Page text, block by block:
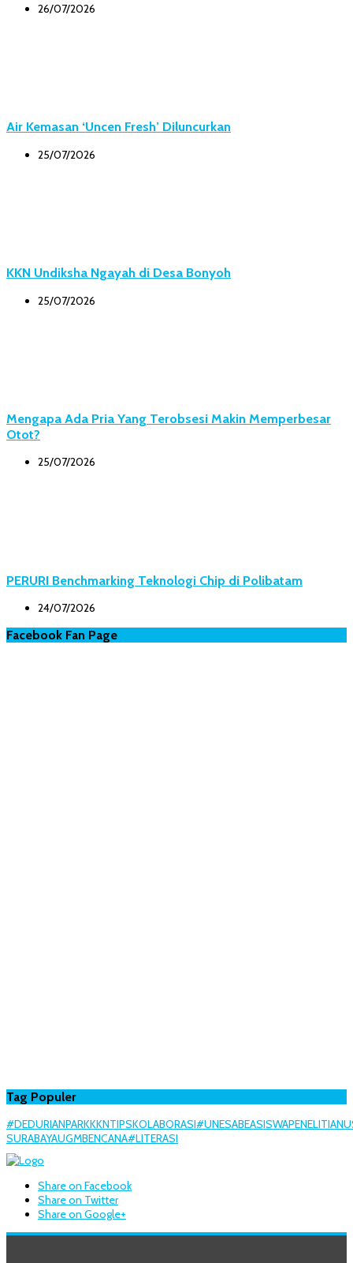
26/07/2026
Air Kemasan ‘Uncen Fresh’ Diluncurkan
25/07/2026
KKN Undiksha Ngayah di Desa Bonyoh
25/07/2026
Mengapa Ada Pria Yang Terobsesi Makin Memperbesar
Otot?
25/07/2026
PERURI Benchmarking Teknologi Chip di Polibatam
24/07/2026
Facebook Fan Page
Tag Populer
#DEDURIANPARKKKNTIPSKOLABORASI#UNESABEASISWAPENELITIAN
SURABAYAUGMBENCANA#LITERASI
Share on Facebook
Share on Twitter
Share on Google+